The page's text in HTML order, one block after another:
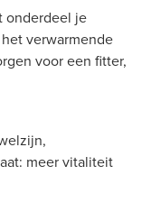
onderdeel je
verwarmende
voor een fitter,
meer vitaliteit